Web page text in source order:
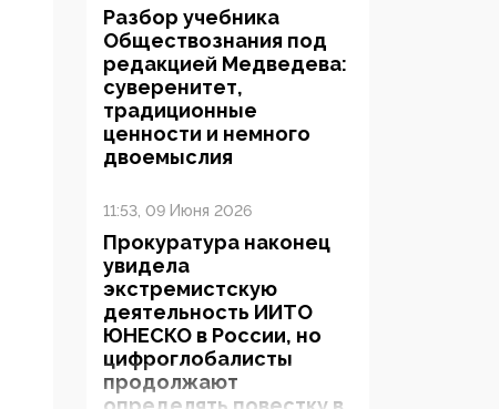
Разбор учебника
Обществознания под
редакцией Медведева:
суверенитет,
традиционные
ценности и немного
двоемыслия
11:53, 09 Июня 2026
Прокуратура наконец
увидела
экстремистскую
деятельность ИИТО
ЮНЕСКО в России, но
цифроглобалисты
продолжают